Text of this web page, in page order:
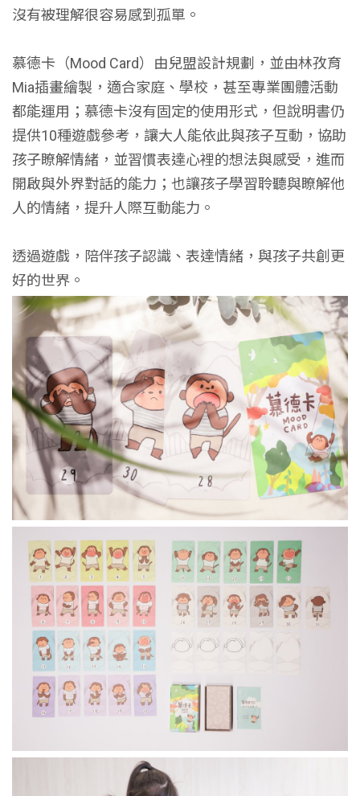
沒有被理解很容易感到孤單。
慕德卡（Mood Card）由兒盟設計規劃，並由林孜育
Mia插畫繪製，適合家庭、學校，甚至專業團體活動
都能運用；慕德卡沒有固定的使用形式，但說明書仍
提供10種遊戲參考，讓大人能依此與孩子互動，協助
孩子瞭解情緒，並習慣表達心裡的想法與感受，進而
開啟與外界對話的能力；也讓孩子學習聆聽與瞭解他
人的情緒，提升人際互動能力。
透過遊戲，陪伴孩子認識、表達情緒，與孩子共創更
好的世界。